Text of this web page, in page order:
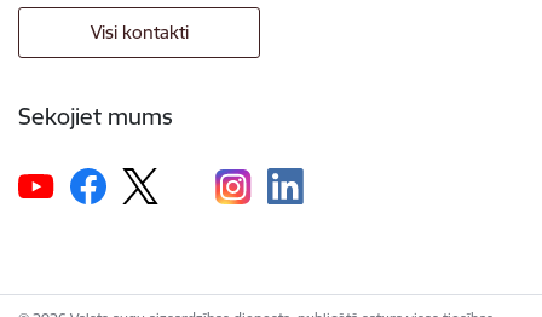
Visi kontakti
Sekojiet mums